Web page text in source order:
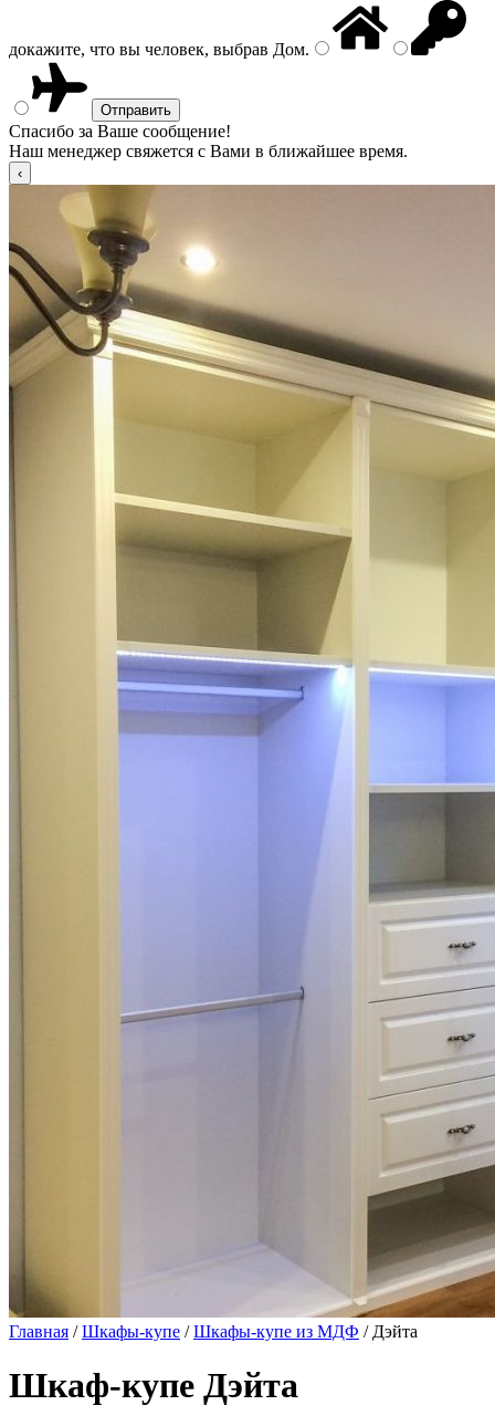
докажите, что вы человек, выбрав Дом.
Спасибо за Ваше сообщение!
Наш менеджер свяжется с Вами в ближайшее время.
Главная /Шкафы-купе /Шкафы-купе из МДФ / Дэйта
Шкаф-купе Дэйта